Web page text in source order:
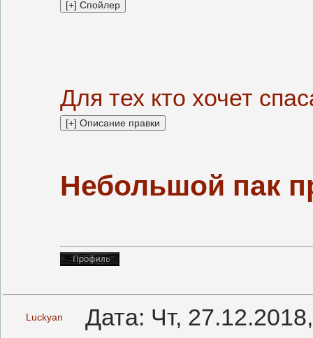
Для тех кто хочет
Небольшой пак
Luckyan Дата: Чт,